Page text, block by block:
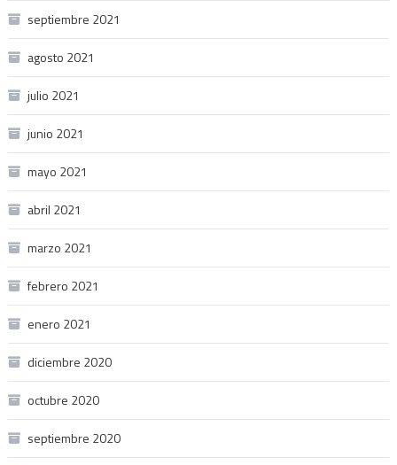
septiembre 2021
agosto 2021
julio 2021
junio 2021
mayo 2021
abril 2021
marzo 2021
febrero 2021
enero 2021
diciembre 2020
octubre 2020
septiembre 2020